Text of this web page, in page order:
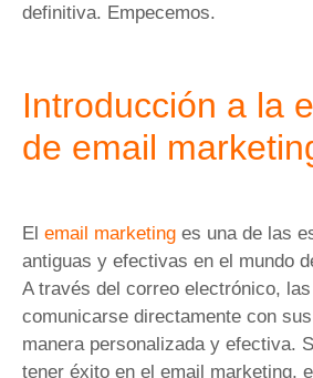
definitiva. Empecemos.
Introducción a la
de email
El email marketing es una de las
antiguas y efectivas en el mundo
A través del correo electrónico,
comunicarse directamente con
manera personalizada y efectiva.
tener éxito en el email marketing,